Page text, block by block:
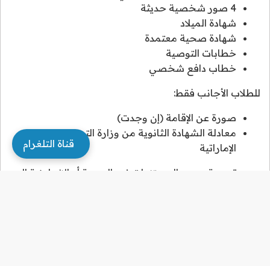
4 صور شخصية حديثة
شهادة الميلاد
شهادة صحية معتمدة
خطابات التوصية
خطاب دافع شخصي
للطلاب الأجانب فقط:
صورة عن الإقامة (إن وجدت)
معادلة الشهادة الثانوية من وزارة التربية والتعليم
الإماراتية
يجب ترجمة جميع المستندات غير العربية أو الإنجليزية إلى
قناة التلغرام